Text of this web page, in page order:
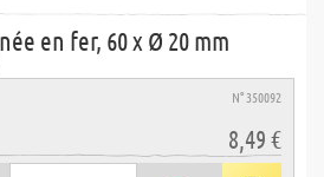
en fer, 60 x Ø 20 mm
N° 350092
8,49 €